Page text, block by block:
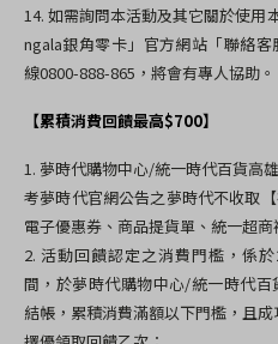
14.如需詢問本活動及其它關於使用
ngala銀角零卡」官方網站「聯絡
線0800-888-865 ，將會有專人協助。
【累積消費回饋最高$700】
1. 夢時代購物中心/統一時代百貨高
考夢時代官網公告之夢時代不收取
電子優惠券、商品提貨單、統一超
2. 活動回饋認定之消費門檻，係於
間，於夢時代購物中心/統一時代百
結帳 ，累積消費滿額以下門檻，且